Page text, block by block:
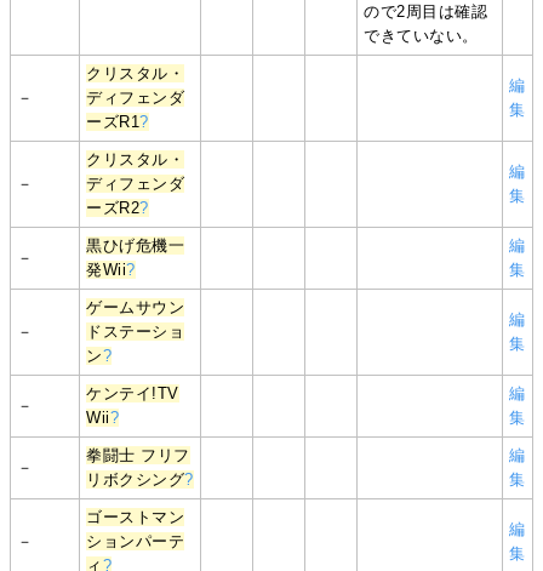
ので2周目は確認
できていない。
－
クリスタル・
ディフェンダ
ーズR1?
編
集
－
クリスタル・
ディフェンダ
ーズR2?
編
集
－
黒ひげ危機一
発Wii?
編
集
－
ゲームサウン
ドステーショ
ン?
編
集
－
ケンテイ!TV
Wii?
編
集
－
拳闘士 フリフ
リボクシング?
編
集
－
ゴーストマン
ションパーテ
ィ ?
編
集